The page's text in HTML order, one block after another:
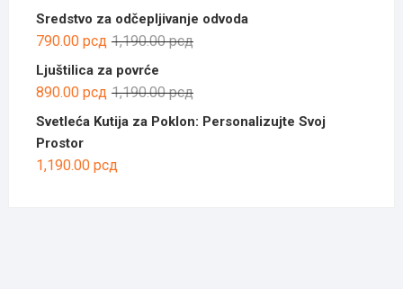
цена
била:
цена
690.00 рсд.
Sredstvo za odčepljivanje odvoda
1,190.00рсдОригинална
била:
1,190.00 рсд.
790.00 рсд
Тренутна
790.00 рсд.
Ljuštilica za povrće
1,190.00рсдОригинална
цена
890.00 рсд
Тренутна
цена
Svetleća Kutija za Poklon: Personalizujte Svoj
Prostor
1,190.00 рсд